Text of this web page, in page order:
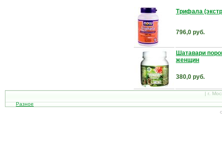
Трифала
796,0 руб.
Шатавари
женщин
380,0 руб.
| г.
Разное